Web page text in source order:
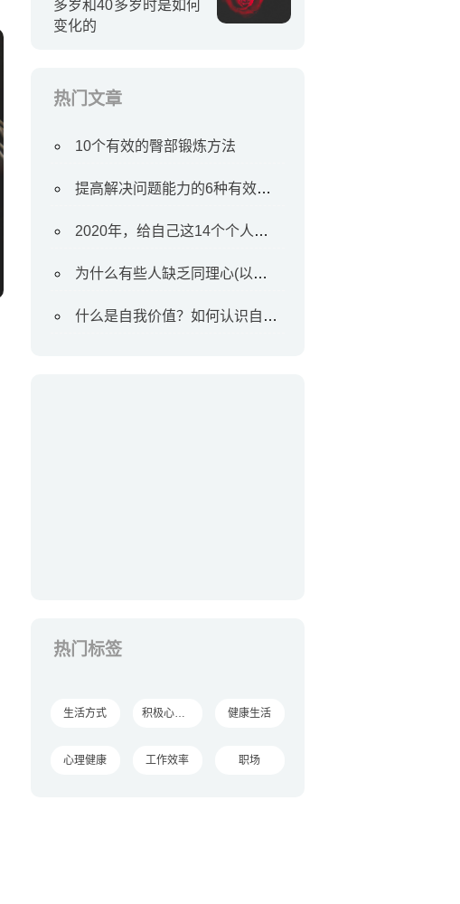
多岁和40多岁时是如何
变化的
热门文章
10个有效的臀部锻炼方法
提高解决问题能力的6种有效方法
2020年，给自己这14个个人目标
为什么有些人缺乏同理心(以及如何对待他们)
什么是自我价值？如何认识自我价值
热门标签
生活方式 积极心理学 健康生活
心理健康 工作效率 职场